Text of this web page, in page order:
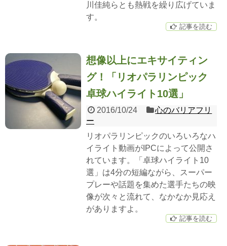
川佳純らとも熱戦を繰り広げていま
す。
記事を読む
想像以上にエキサイティン
グ！「リオパラリンピック
卓球ハイライト10選」
2016/10/24
心のバリアフリ
ー
リオパラリンピックのいろいろなハ
イライト動画がIPCによって公開さ
れています。「卓球ハイライト10
選」は4分の短編ながら、スーパー
プレーや話題を集めた選手たちの映
像が次々と流れて、なかなか見応え
がありますよ。
記事を読む